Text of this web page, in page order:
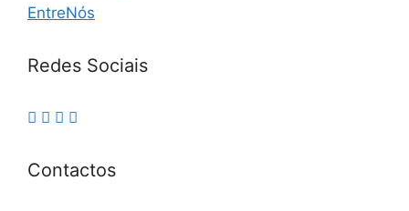
EntreNós
Redes Sociais
Contactos